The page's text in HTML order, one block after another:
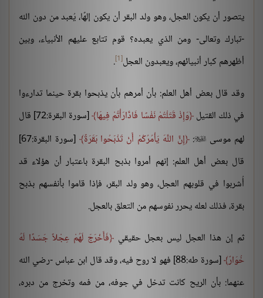
يتصور أن يكون العجل، وهو ولد البقر أن يكون إلهًا، يُعبد من دون الله
-تبارك وتعالى- ومن الذي يعبده؟ قوم تتابع عليهم الأنبياء، وبين
أظهرهم كبار أنبيائهم، ويعبدون العجل[1]
.
وقد قال بعض أهل العلم: بأن أمرهم بأن يذبحوا بقرة حينما تدارءوا
في ذلك القتيل وَإِذْ قَتَلْتُمْ نَفْسًا فَادَّارَأْتُمْ فِيهَا
[سورة البقرة:72] قال
لهم موسى 
: إِنَّ اللَّهَ يَأْمُرُكُمْ أَنْ تَذْبَحُوا بَقَرَةً
[سورة البقرة:67]
قال بعض أهل العلم: إنهم أمروا بذبح البقرة باعتبار أن هؤلاء قد
أُشربوا في قلوبهم العجل، وهو ولد البقر، فإذا قاموا بأنفسهم بذبح
بقرة، فذلك لعله يحرر نفوسهم من التعلق بالعجل.
ثم إن هذا العجل ليس بعجل حقيقي فَأَخْرَجَ لَهُمْ عِجْلاً جَسَدًا لَهُ
خُوَارٌ
[سورة طه:88] فهو لا روح فيه، وقد قال ابن عباس -رضي الله
عنهما: بأن الريح كانت تدخل في جوفه، من فمه وتخرج من دبره،